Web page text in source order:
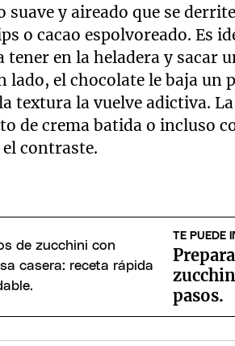
suave y aireado que se
o cacao espolvoreado. Es
tener en la heladera y sacar
lado, el chocolate le baja un
textura la vuelve adictiva.
de crema batida o incluso
contraste.
TE PUEDE
pasos.